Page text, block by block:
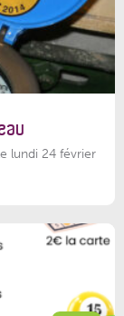
lundi 24 février